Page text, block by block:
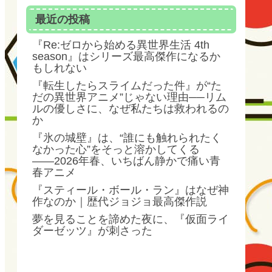
最近の投稿
『Re:ゼロから始める異世界生活 4th
season』はシリーズ最高傑作になるか
もしれない
『転生したらスライムだった件』が“た
だの異世界アニメ”じゃない理由──リム
ルの優しさに、なぜ私たちは救われるの
か
『氷の城壁』は、“誰にも触れられたく
なかった心”をそっと溶かしてくる
――2026年春、いちばん静かで痛い青
春アニメ
『スティール・ボール・ラン』はなぜ神
作なのか｜歴代ジョジョ最高傑作説
夢を見ることを諦めた夜に、『仮面ライ
ダーゼッツ』が刺さった